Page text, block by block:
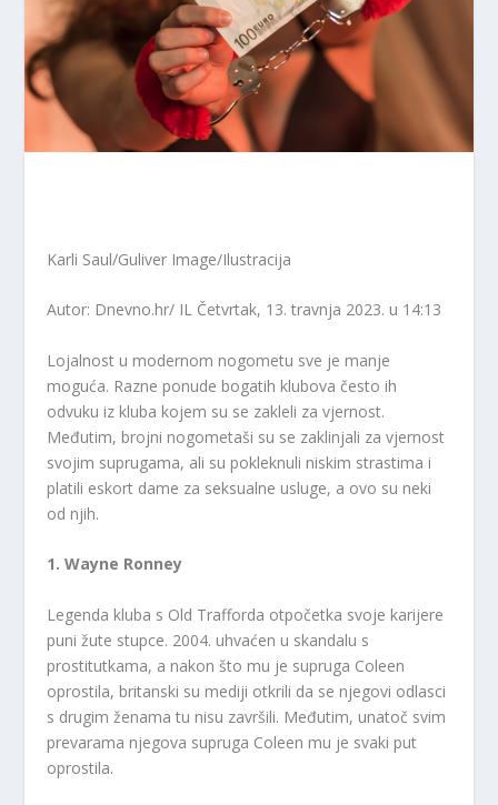
Karli Saul/Guliver Image/Ilustracija
Autor: Dnevno.hr/ IL Četvrtak, 13. travnja 2023. u 14:13
Lojalnost u modernom nogometu sve je manje
moguća. Razne ponude bogatih klubova često ih
odvuku iz kluba kojem su se zakleli za vjernost.
Međutim, brojni nogometaši su se zaklinjali za vjernost
svojim suprugama, ali su pokleknuli niskim strastima i
platili eskort dame za seksualne usluge, a ovo su neki
od njih.
1. Wayne Ronney
Legenda kluba s Old Trafforda otpočetka svoje karijere
puni žute stupce. 2004. uhvaćen u skandalu s
prostitutkama, a nakon što mu je supruga Coleen
oprostila, britanski su mediji otkrili da se njegovi odlasci
s drugim ženama tu nisu završili. Međutim, unatoč svim
prevarama njegova supruga Coleen mu je svaki put
oprostila.